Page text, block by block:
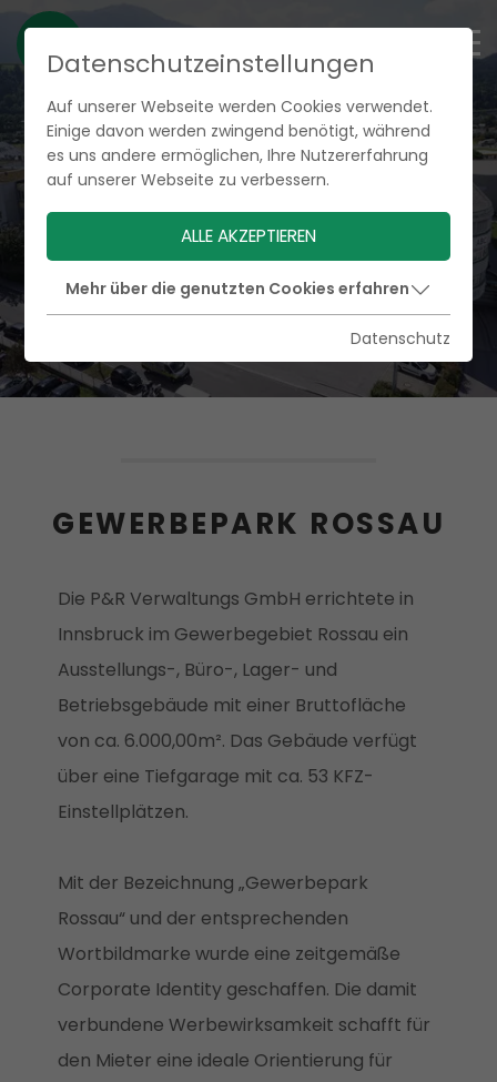
GEWERBEPARK ROSSAU
Die P&R Verwaltungs GmbH errichtete in
Innsbruck im Gewerbegebiet Rossau ein
Ausstellungs-, Büro-, Lager- und
Betriebsgebäude mit einer Bruttofläche
von ca. 6.000,00m². Das Gebäude verfügt
über eine Tiefgarage mit ca. 53 KFZ-
Einstellplätzen.
Mit der Bezeichnung „Gewerbepark
Rossau“ und der entsprechenden
Wortbildmarke wurde eine zeitgemäße
Corporate Identity geschaffen. Die damit
verbundene Werbewirksamkeit schafft für
den Mieter eine ideale Orientierung für
Datenschutzeinstellungen
Auf unserer Webseite werden Cookies verwendet.
Einige davon werden zwingend benötigt, während
es uns andere ermöglichen, Ihre Nutzererfahrung
auf unserer Webseite zu verbessern.
ALLE AKZEPTIEREN
Mehr über die genutzten Cookies erfahren
Datenschutz